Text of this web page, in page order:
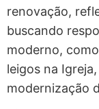
renovação,
buscando
moderno,
leigos na
modernização